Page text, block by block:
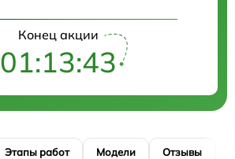
Конец акции
01:13:43
Этапы работ Модели Отзывы